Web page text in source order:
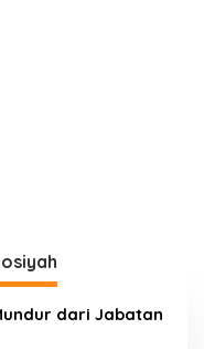
dari Jabatan